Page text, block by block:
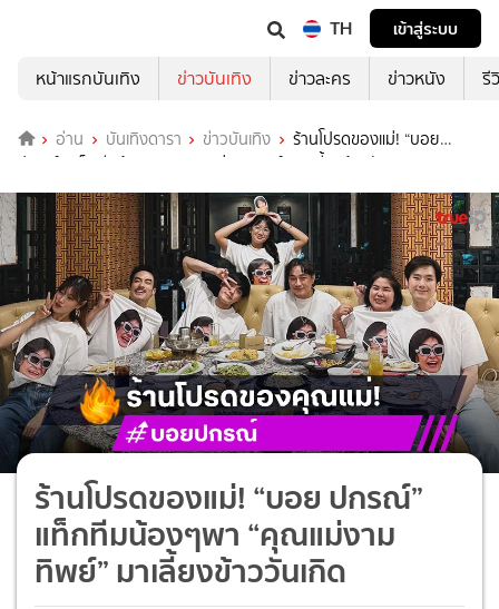
TH
เข้าสู่ระบบ
หน้าแรกบันเทิง
ข่าวบันเทิง ข่าวละคร ข่าวหนัง รี
อ่าน บันเทิงดารา ข่าวบันเทิง
ร้านโปรดของแม่! “บอย
ปกรณ์” แท็กทีมน้องๆพา “คุณแม่งามทิพย์” มาเลี้ยงข้าววันเกิด
ร้านโปรดของแม่! “บอย ปกรณ์”
แท็กทีมน้องๆพา “คุณแม่งาม
ทิพย์” มาเลี้ยงข้าววันเกิด